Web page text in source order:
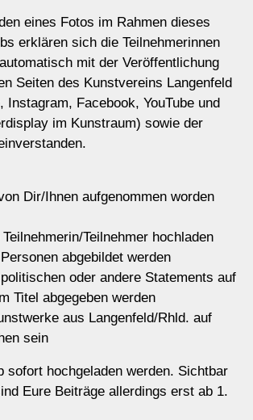
eines Fotos im Rahmen dieses
erklären sich die Teilnehmerinnen
mit der Veröffentlichung
Seiten des Kunstvereins Langenfeld
Instagram, Facebook, YouTube und
im Kunstraum) sowie der
Dir/Ihnen aufgenommen worden
Teilnehmer hochladen
abgebildet werden
oder andere Statements auf
Titel abgegeben werden
aus Langenfeld/Rhld. auf
sein
sofort hochgeladen werden. Sichtbar
Eure Beiträge allerdings erst ab 1.